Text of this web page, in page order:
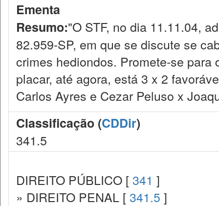
Ementa
Resumo:"O STF, no dia 11.11.04,
82.959-SP, em que se discute se
crimes hediondos. Promete-se
placar, até agora, está 3 x 2
Carlos Ayres e Cezar Peluso x
Classificação (CDDir)
341.5
DIREITO PÚBLICO [ 341 ]
» DIREITO PENAL [ 341.5 ]